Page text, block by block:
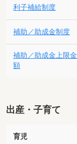
利子補給制度
補助／助成金制度
補助／助成金上限金
額
出産・子育て
育児